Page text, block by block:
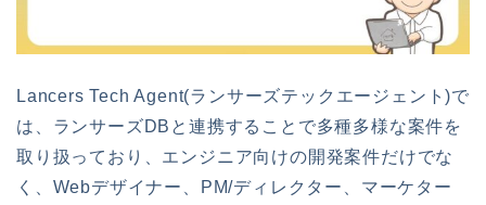
Lancers Tech Agent(ランサーズテックエージェント)で
は、ランサーズDBと連携することで多種多様な案件を
取り扱っており、エンジニア向けの開発案件だけでな
く、Webデザイナー、PM/ディレクター、マーケター